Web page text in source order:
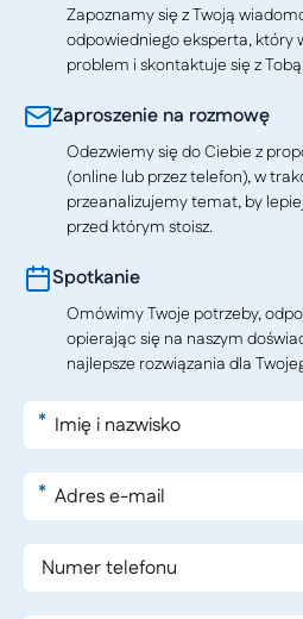
Zapoznamy się z Twoją
odpowiedniego eksperta, który
problem i skontaktuje się z
Zaproszenie na rozmowę
Odezwiemy się do Ciebie z
(online lub przez telefon), w
przeanalizujemy temat, by
przed którym stoisz.
Spotkanie
Omówimy Twoje potrzeby,
opierając się na naszym
najlepsze rozwiązania dla
*
*